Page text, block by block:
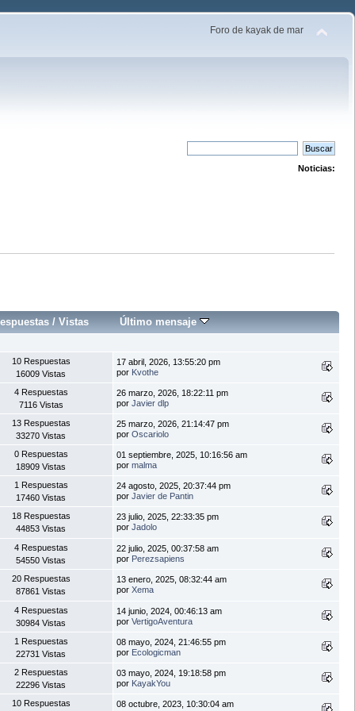
Foro de kayak de mar
Noticias:
/ Vistas Último mensaje
10 Respuestas
16009 Vistas
17 abril, 2026, 13:55:20 pm
por Kvothe
4 Respuestas
7116 Vistas
26 marzo, 2026, 18:22:11 pm
por Javier dlp
13 Respuestas
33270 Vistas
25 marzo, 2026, 21:14:47 pm
por Oscariolo
0 Respuestas
18909 Vistas
01 septiembre, 2025, 10:16:56 am
por malma
1 Respuestas
17460 Vistas
24 agosto, 2025, 20:37:44 pm
por Javier de Pantin
18 Respuestas
44853 Vistas
23 julio, 2025, 22:33:35 pm
por Jadolo
4 Respuestas
54550 Vistas
22 julio, 2025, 00:37:58 am
por Perezsapiens
20 Respuestas
87861 Vistas
13 enero, 2025, 08:32:44 am
por Xema
4 Respuestas
30984 Vistas
14 junio, 2024, 00:46:13 am
por VertigoAventura
1 Respuestas
22731 Vistas
08 mayo, 2024, 21:46:55 pm
por Ecologicman
2 Respuestas
22296 Vistas
03 mayo, 2024, 19:18:58 pm
por KayakYou
10 Respuestas
08 octubre, 2023, 10:30:04 am